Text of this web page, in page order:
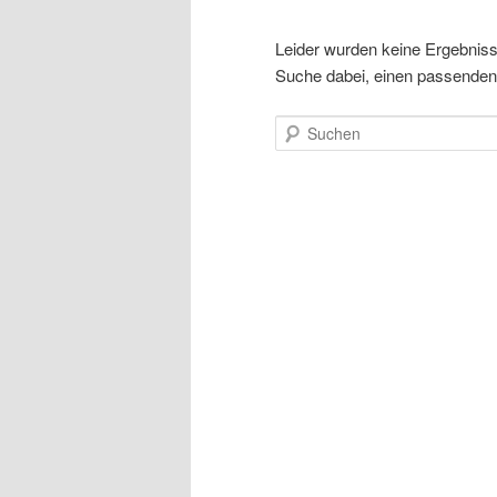
Leider wurden keine
Suche dabei, einen
Suchen